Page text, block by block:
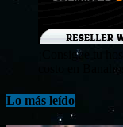
¡Consigue tu
costo en
Lo más leído